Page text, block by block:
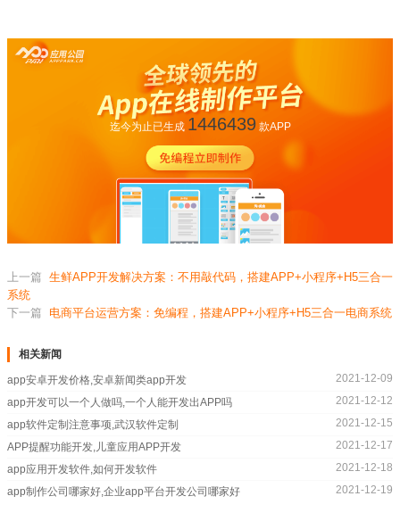
迄今为止已生成 1446439款APP
上一篇 生鲜APP开发解决方案：不用敲代码，搭建APP+小程序+H5三合一
系统
下一篇
电商平台运营方案：免编程，搭建APP+小程序+H5三合一电商系统
相关新闻
app安卓开发价格,安卓新闻类app开发
2021-12-09
app开发可以一个人做吗,一个人能开发出APP吗
2021-12-12
app软件定制注意事项,武汉软件定制
2021-12-15
APP提醒功能开发,儿童应用APP开发
2021-12-17
app应用开发软件,如何开发软件
2021-12-18
app制作公司哪家好,企业app平台开发公司哪家好
2021-12-19